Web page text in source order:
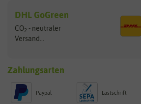
DHL GoGreen
CO2 - neutraler
Versand...
Zahlungsarten
Paypal Lastschrift